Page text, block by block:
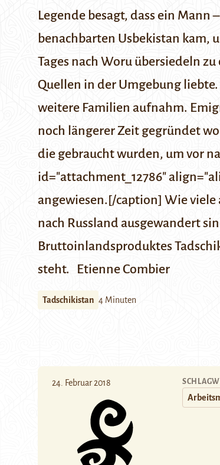
Legende besagt, dass ein
benachbarten Usbekistan kam,
Tages nach Woru übersiedeln
Quellen in der Umgebung
weitere Familien aufnahm.
noch längerer Zeit gegründet
die gebraucht wurden, um vor
id="attachment_12786"
angewiesen.[/caption] Wie
nach Russland ausgewandert
Bruttoinlandsproduktes
steht. Etienne Combier
Tadschikistan 4 Minuten
24. Februar 2018